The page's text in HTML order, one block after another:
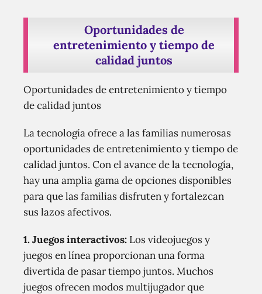
Oportunidades de
entretenimiento y tiempo de
calidad juntos
Oportunidades de entretenimiento y tiempo
de calidad juntos
La tecnología ofrece a las familias numerosas
oportunidades de entretenimiento y tiempo de
calidad juntos. Con el avance de la tecnología,
hay una amplia gama de opciones disponibles
para que las familias disfruten y fortalezcan
sus lazos afectivos.
1. Juegos interactivos: Los videojuegos y
juegos en línea proporcionan una forma
divertida de pasar tiempo juntos. Muchos
juegos ofrecen modos multijugador que